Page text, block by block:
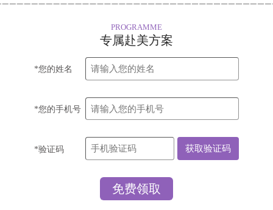
PROGRAMME
专属赴美方案
*您的姓名
*您的手机号
*验证码